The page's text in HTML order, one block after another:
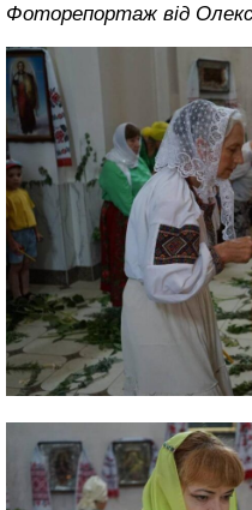
Фоторепортаж від